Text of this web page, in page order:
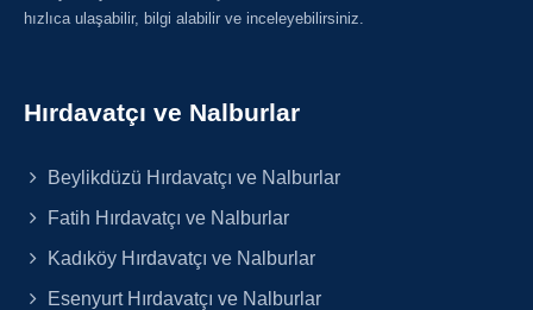
hızlıca ulaşabilir, bilgi alabilir ve inceleyebilirsiniz.
Hırdavatçı ve Nalburlar
Beylikdüzü Hırdavatçı ve Nalburlar
Fatih Hırdavatçı ve Nalburlar
Kadıköy Hırdavatçı ve Nalburlar
Esenyurt Hırdavatçı ve Nalburlar